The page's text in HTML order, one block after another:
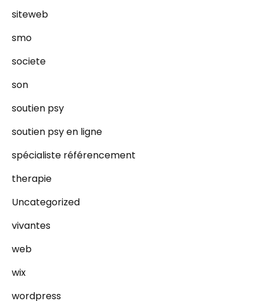
siteweb
smo
societe
son
soutien psy
soutien psy en ligne
spécialiste référencement
therapie
Uncategorized
vivantes
web
wix
wordpress